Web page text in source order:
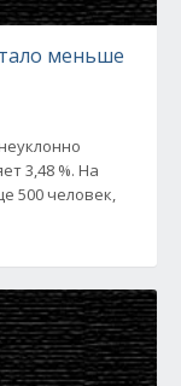
меньше
3,48 %. На
500 человек,